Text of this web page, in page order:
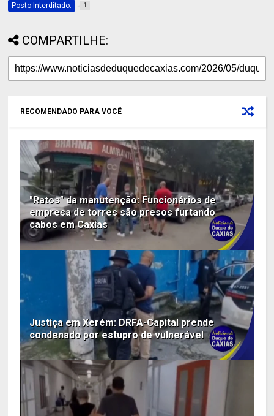
Posto Interditado. 1
COMPARTILHE:
RECOMENDADO PARA VOCÊ
"Ratos" da manutenção: Funcionários de
empresa de torres são presos furtando
cabos em Caxias
Justiça em Xerém: DRFA-Capital prende
condenado por estupro de vulnerável